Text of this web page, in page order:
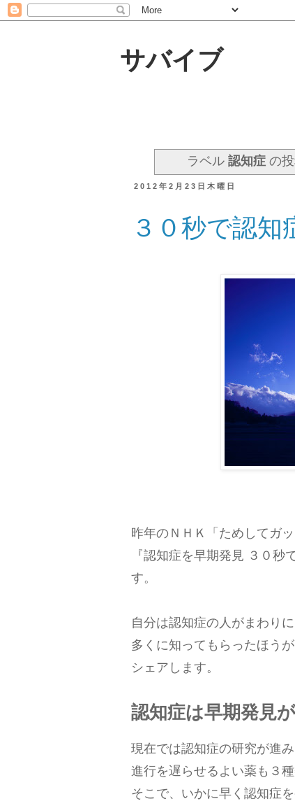
サバイブ
ラベル 認知症の投
2012年2月23日木曜日
３０秒で認
昨年のＮＨＫ「ためしてガ
『認知症を早期発見 ３０秒
す。
自分は認知症の人がまわり
多くに知ってもらったほう
シェアします。
認知症は早期発見
現在では認知症の研究が進み
進行を遅らせるよい薬も３
そこで、いかに早く認知症